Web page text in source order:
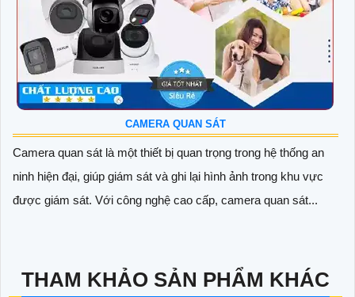
CAMERA QUAN SÁT
Camera quan sát là một thiết bị quan trọng trong hệ thống an
ninh hiện đại, giúp giám sát và ghi lại hình ảnh trong khu vực
được giám sát. Với công nghệ cao cấp, camera quan sát...
THAM KHẢO SẢN PHẨM KHÁC